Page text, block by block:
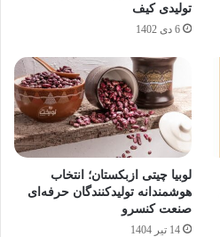
تولیدی کیف
6 دی 1402
لوبیا چیتی ازبکستان؛ انتخاب
هوشمندانه تولیدکنندگان حرفه‌ای
صنعت کنسرو
14 تیر 1404